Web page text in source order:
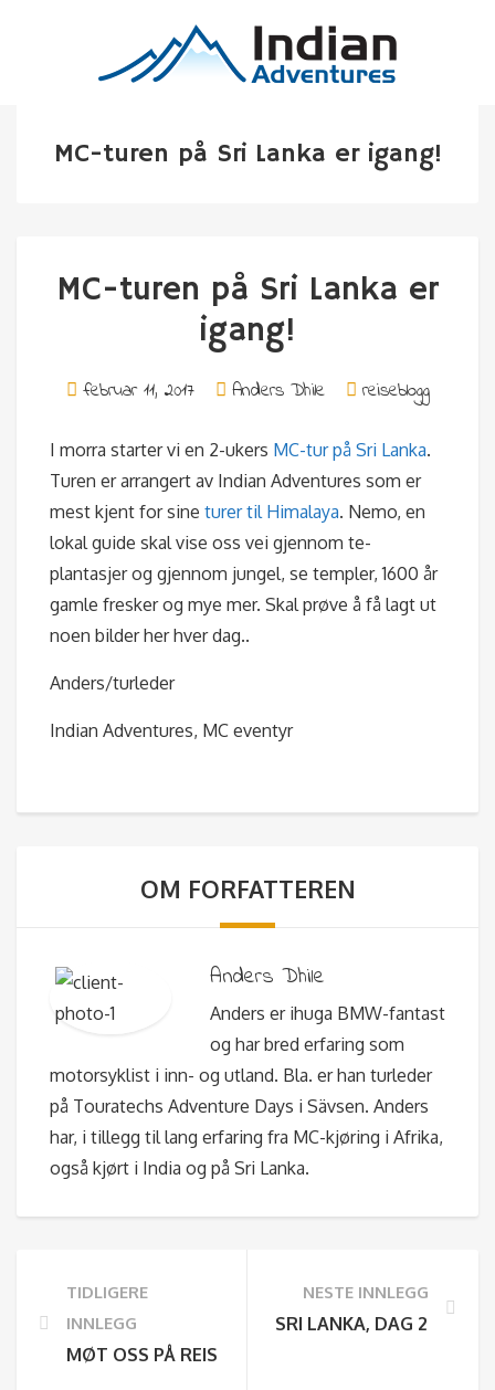
MC-turen på Sri Lanka er igang!
MC-turen på Sri Lanka er
igang!
februar 11, 2017 Anders Dhile reiseblogg
I morra starter vi en 2-ukers MC-tur på Sri Lanka.
Turen er arrangert av Indian Adventures som er
mest kjent for sine turer til Himalaya. Nemo, en
lokal guide skal vise oss vei gjennom te-
plantasjer og gjennom jungel, se templer, 1600 år
gamle fresker og mye mer. Skal prøve å få lagt ut
noen bilder her hver dag..
Anders/turleder
Indian Adventures, MC eventyr
OM FORFATTEREN
Anders Dhile
Anders er ihuga BMW-fantast
og har bred erfaring som
motorsyklist i inn- og utland. Bla. er han turleder
på Touratechs Adventure Days i Sävsen. Anders
har, i tillegg til lang erfaring fra MC-kjøring i Afrika,
også kjørt i India og på Sri Lanka.
TIDLIGERE
INNLEGG
MØT OSS PÅ REISELIVSMESSEN 13. – 15. JANUAR!
NESTE INNLEGG
SRI LANKA, DAG 2 –